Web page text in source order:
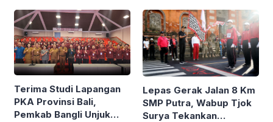
Terima Studi Lapangan
PKA Provinsi Bali,
Pemkab Bangli Unjuk
Lepas Gerak Jalan 8 Km
SMP Putra, Wabup Tjok
Surya Tekankan